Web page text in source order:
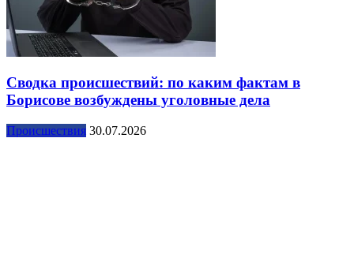
Сводка происшествий: по каким фактам в
Борисове возбуждены уголовные дела
Происшествия 30.07.2026